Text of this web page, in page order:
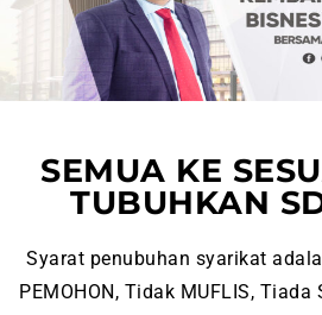
SEMUA KE
TUBUHKAN
Syarat penubuhan syarikat
PEMOHON, Tidak MUFLIS, Tiada